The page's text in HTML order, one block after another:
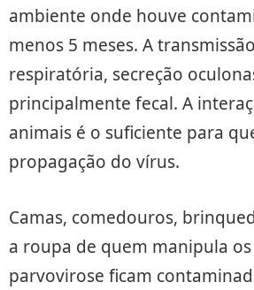
ambiente onde houve
menos 5 meses. A
respiratória, secreção
principalmente fecal. A
animais é o suficiente para
propagação do vírus.
Camas, comedouros,
a roupa de quem manipula
parvovirose ficam